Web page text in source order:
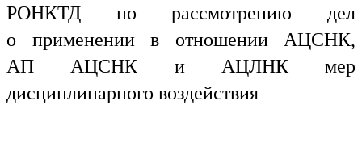
РОНКТД по рассмотрению дел
о применении в отношении АЦСНК,
АП АЦСНК и АЦЛНК мер
дисциплинарного воздействия